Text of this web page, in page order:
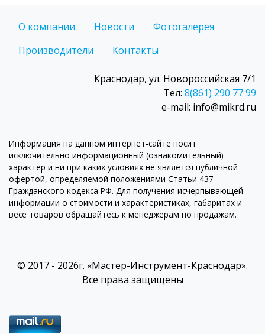
О компании Новости
Фотогалерея
Производители
Контакты
Краснодар, ул. Новороссийская 7/1
Тел: 8(861) 290 77 99
e-mail: info@mikrd.ru
Информация на данном интернет-сайте носит
исключительно информационный (ознакомительный)
характер и ни при каких условиях не является публичной
офертой, определяемой положениями Статьи 437
Гражданского кодекса РФ. Для получения исчерпывающей
информации о стоимости и характеристиках, габаритах и
весе товаров обращайтесь к менеджерам по продажам.
© 2017 - 2026г. «Мастер-Инструмент-Краснодар».
Все права защищены